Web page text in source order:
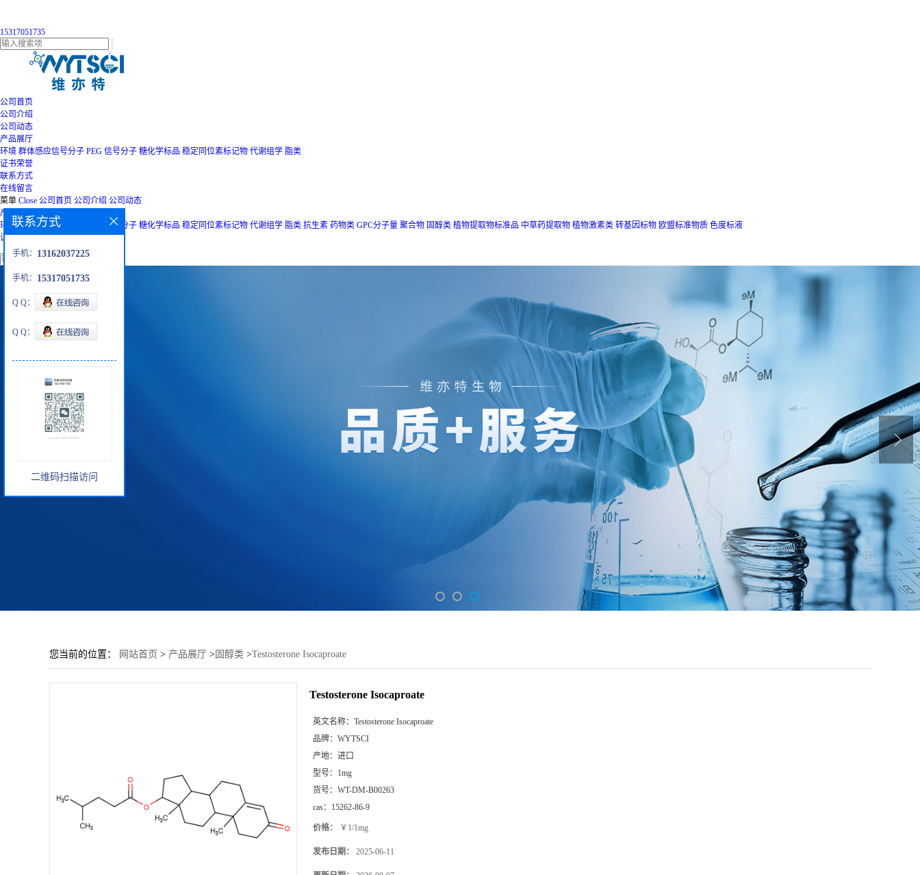
15317051735
公司首页
公司介绍
公司动态
产品展厅
环境 群体感应信号分子 PEG 信号分子 糖化学标品 稳定同位素标记物 代谢组学 脂类
证书荣誉
联系方式
在线留言
菜单 Close 公司首页 公司介绍 公司动态
产品展厅
环境 群体感应信号分子 信号分子 糖化学标品 稳定同位素标记物 代谢组学 脂类 抗生素 药物类 GPC分子量 聚合物 固醇类 植物提取物标准品 中草药提取物 植物激素类 转基因标物 欧盟标准物质 色度标液
证书荣誉 联系方式 在线留言
您当前的位置： 网站首页 > 产品展厅 > 固醇类 >Testosterone Isocaproate
Testosterone Isocaproate
英文名称： Testosterone Isocaproate
品牌： WYTSCI
产地： 进口
型号： 1mg
货号： WT-DM-B00263
cas： 15262-86-9
价格： ￥1/1mg
发布日期： 2025-06-11
联系方式
手机： 13162037225
手机： 15317051735
Q Q：
Q Q：
二维码扫描访问